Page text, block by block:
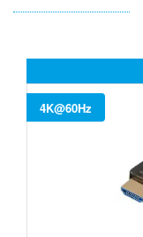
4K@60Hz